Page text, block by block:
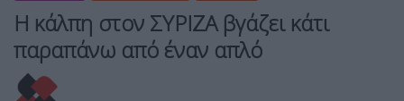
Η κάλπη στον ΣΥΡΙΖΑ βγάζει κάτι
παραπάνω από έναν απλό